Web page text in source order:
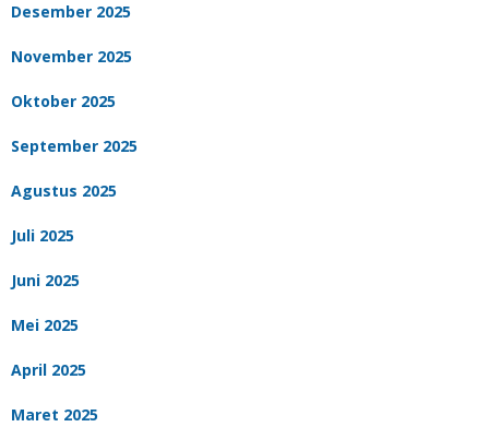
Desember 2025
November 2025
Oktober 2025
September 2025
Agustus 2025
Juli 2025
Juni 2025
Mei 2025
April 2025
Maret 2025